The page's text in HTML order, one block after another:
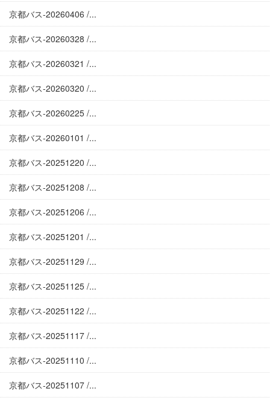
京都バス-20260406 /...
京都バス-20260328 /...
京都バス-20260321 /...
京都バス-20260320 /...
京都バス-20260225 /...
京都バス-20260101 /...
京都バス-20251220 /...
京都バス-20251208 /...
京都バス-20251206 /...
京都バス-20251201 /...
京都バス-20251129 /...
京都バス-20251125 /...
京都バス-20251122 /...
京都バス-20251117 /...
京都バス-20251110 /...
京都バス-20251107 /...